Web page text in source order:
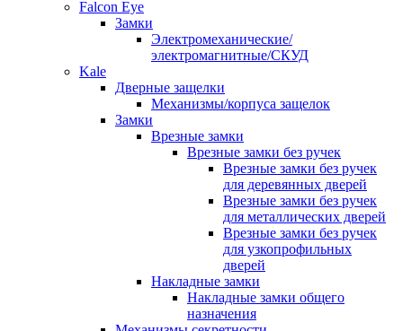
Falcon Eye
Замки
Электромеханические/
электромагнитные/СКУД
Kale
Дверные защелки
Механизмы/корпуса защелок
Замки
Врезные замки
Врезные замки без ручек
Врезные замки без ручек
для деревянных дверей
Врезные замки без ручек
для металлических дверей
Врезные замки без ручек
для узкопрофильных
дверей
Накладные замки
Накладные замки общего
назначения